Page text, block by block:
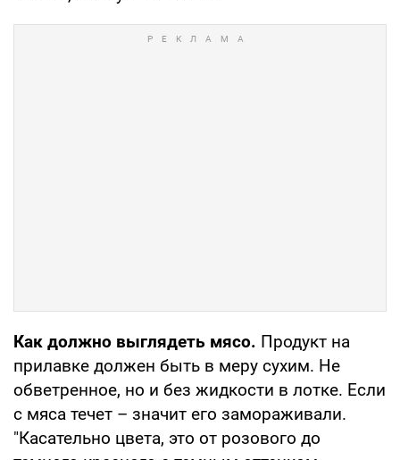
Как должно выглядеть мясо. Продукт на
прилавке должен быть в меру сухим. Не
обветренное, но и без жидкости в лотке. Если
с мяса течет – значит его замораживали.
"Касательно цвета, это от розового до